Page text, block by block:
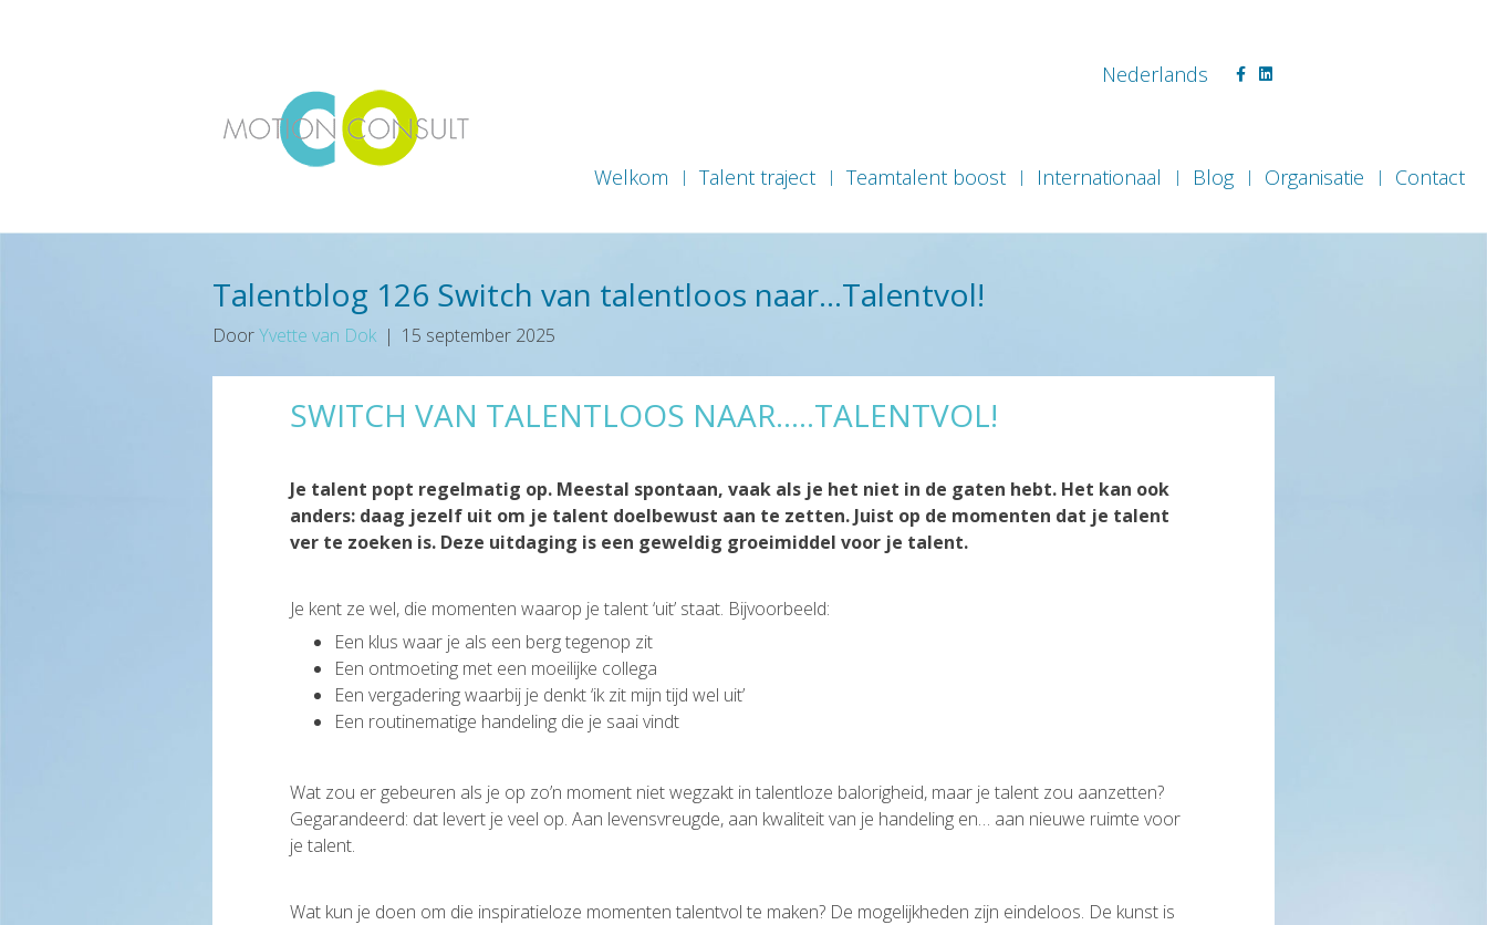
Nederlands Facebook
Linkedin
Welkom Talent traject Teamtalent boost Internationaal Blog Organisatie Contact
Talentblog 126 Switch van talentloos naar…Talentvol!
DoorYvette van Dok | 15 september 2025
SWITCH VAN TALENTLOOS NAAR.....TALENTVOL!
Je talent popt regelmatig op. Meestal spontaan, vaak als je het niet in de gaten hebt. Het kan ook
anders: daag jezelf uit om je talent doelbewust aan te zetten. Juist op de momenten dat je talent
ver te zoeken is. Deze uitdaging is een geweldig groeimiddel voor je talent.
Je kent ze wel, die momenten waarop je talent ‘uit’ staat. Bijvoorbeeld:
Een klus waar je als een berg tegenop zit
Een ontmoeting met een moeilijke collega
Een vergadering waarbij je denkt ‘ik zit mijn tijd wel uit’
Een routinematige handeling die je saai vindt
Wat zou er gebeuren als je op zo’n moment niet wegzakt in talentloze balorigheid, maar je talent zou aanzetten?
Gegarandeerd: dat levert je veel op. Aan levensvreugde, aan kwaliteit van je handeling en… aan nieuwe ruimte voor
je talent.
Wat kun je doen om die inspiratieloze momenten talentvol te maken? De mogelijkheden zijn eindeloos. De kunst is